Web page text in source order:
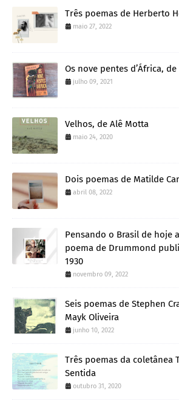
Três poemas de Herberto
maio 27, 2022
Os nove pentes d’África,
julho 09, 2021
Velhos, de Alê Motta
maio 24, 2020
Dois poemas de Matilde
abril 08, 2022
Pensando o Brasil de hoje
poema de Drummond
1930
novembro 09, 2022
Seis poemas de Stephen
Mayk Oliveira
junho 10, 2022
Três poemas da coletânea
Sentida
outubro 31, 2020